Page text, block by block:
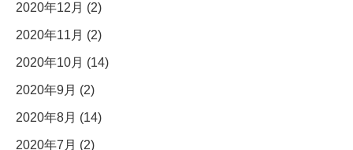
2020年12月 (2)
2020年11月 (2)
2020年10月 (14)
2020年9月 (2)
2020年8月 (14)
2020年7月 (2)